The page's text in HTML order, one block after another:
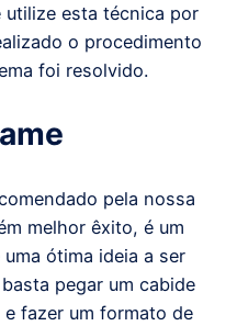
utilize esta técnica por
o procedimento
foi resolvido.
pela nossa
melhor êxito, é um
ótima ideia a ser
pegar um cabide
fazer um formato de